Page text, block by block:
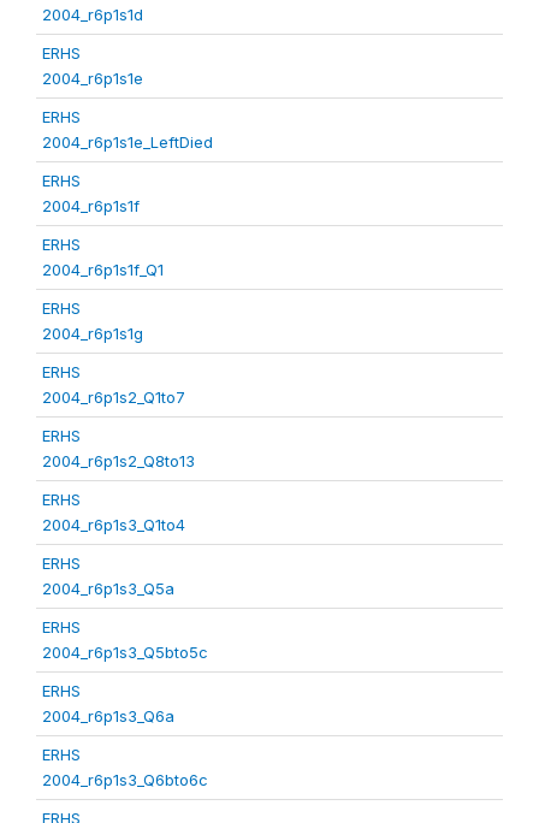
2004_r6p1s1d
ERHS
2004_r6p1s1e
ERHS
2004_r6p1s1e_LeftDied
ERHS
2004_r6p1s1f
ERHS
2004_r6p1s1f_Q1
ERHS
2004_r6p1s1g
ERHS
2004_r6p1s2_Q1to7
ERHS
2004_r6p1s2_Q8to13
ERHS
2004_r6p1s3_Q1to4
ERHS
2004_r6p1s3_Q5a
ERHS
2004_r6p1s3_Q5bto5c
ERHS
2004_r6p1s3_Q6a
ERHS
2004_r6p1s3_Q6bto6c
ERHS